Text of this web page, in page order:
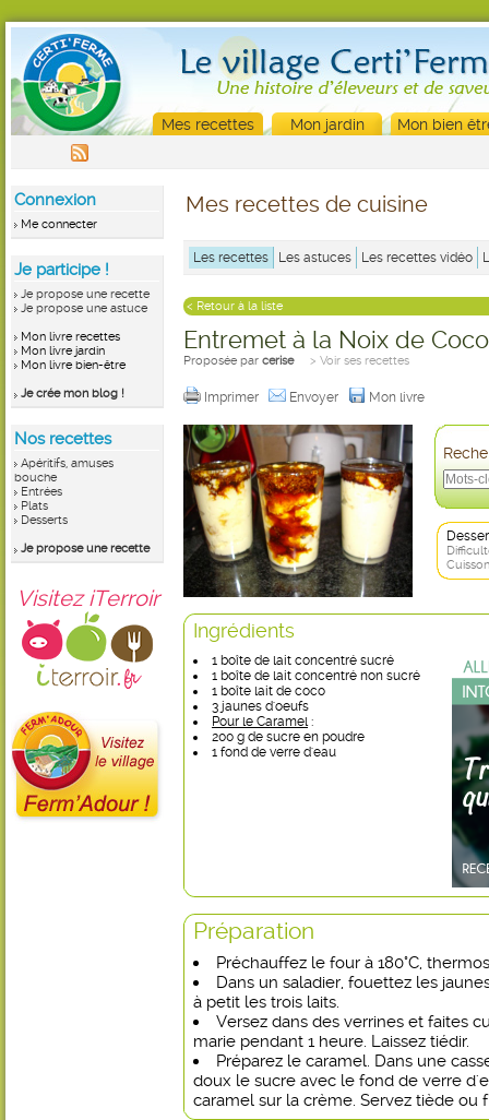
Mes recettes Mon jardin Mon bien
Connexion
Me connecter
Je participe !
Je propose une recette
Je propose une astuce
Mon livre recettes
Mon livre jardin
Mon livre bien-être
Je crée mon blog !
Nos recettes
Apéritifs, amuses
bouche
Entrées
Plats
Desserts
Je propose une recette
Visitez iTerroir
Mes recettes de cuisine
Les recettes Les astuces Les recettes vidéo
< Retour à la liste
Entremet à la Noix de
Proposée par cerise > Voir ses recettes
Imprimer Envoyer Mon livre
Ingrédients
1 boîte de lait concentré sucré
1 boîte de lait concentré non sucré
1 boîte lait de coco
3 jaunes d'oeufs
Pour le Caramel:
200 g de sucre en poudre
1 fond de verre d'eau
Préparation
Préchauffez le four à 180°C,
Dans un saladier, fouettez les
à petit les trois laits.
Versez dans des verrines et faites
marie pendant 1 heure. Laissez tiédir.
Préparez le caramel. Dans une
doux le sucre avec le fond de verre
caramel sur la crème. Servez tiède ou